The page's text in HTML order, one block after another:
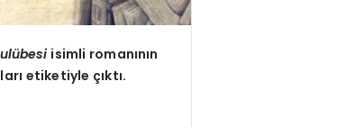
übesiisimli romanının
etiketiyle çıktı.